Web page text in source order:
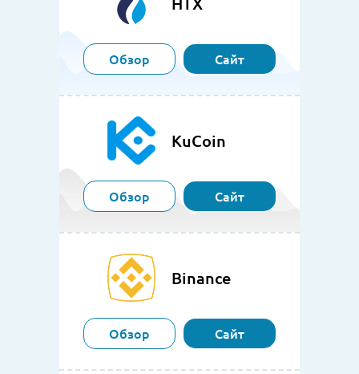
Обзор Сайт
KuCoin
Обзор Сайт
Binance
Обзор Сайт